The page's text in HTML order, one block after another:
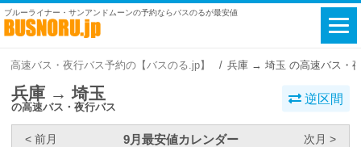
ブルーライナー・サンアンドムーンの予約ならバスのるが最安値
高速バス・夜行バス予約の【バスのる.jp】 兵庫 → 埼玉 の高速バス・
兵庫 → 埼玉
の高速バス・夜行バス
逆区間
< 前月 9月最安値カレンダー
次月 >